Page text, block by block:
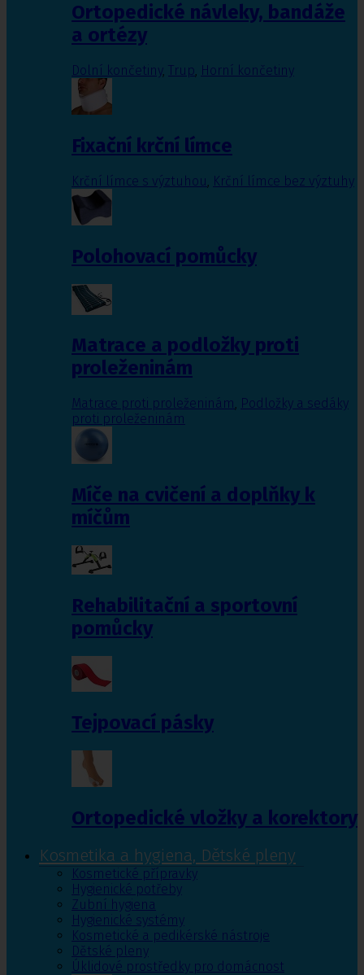
Ortopedické návleky, bandáže
a ortézy
Dolní končetiny, Trup, Horní končetiny
Fixační krční límce
Krční límce s výztuhou Krční límce bez výztuhy
Polohovací pomůcky
Matrace a podložky proti
proleženinám
Matrace proti proleženinám, Podložky a sedáky
proti proleženinám
Míče na cvičení a doplňky k
míčům
Rehabilitační a sportovní
pomůcky
Tejpovací pásky
Ortopedické vložky a korektory
Kosmetika a hygiena, Dětské pleny
Kosmetické přípravky
Hygienické potřeby
Zubní hygiena
Hygienické systémy
Kosmetické a pedikérské nástroje
Dětské pleny
Úklidové prostředky pro domácnost